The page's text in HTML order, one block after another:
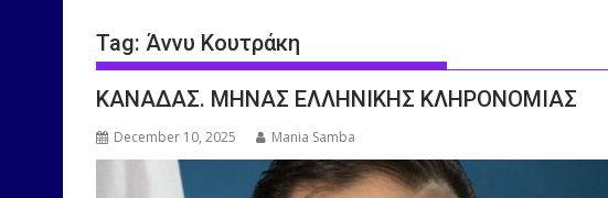
Tag: Άννυ Κουτράκη
KANAΔΑΣ. ΜΗΝΑΣ ΕΛΛΗΝΙΚΗΣ ΚΛΗΡΟΝΟΜΙΑΣ
December 10, 2025 Mania Samba